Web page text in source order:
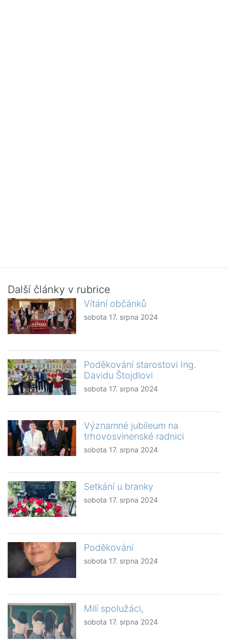
Další články v rubrice
Vítání občánků
sobota 17. srpna 2024
Poděkování starostovi Ing.
Davidu Štojdlovi
sobota 17. srpna 2024
Významné jubileum na
trhovosvinenské radnici
sobota 17. srpna 2024
Setkání u branky
sobota 17. srpna 2024
Poděkování
sobota 17. srpna 2024
Milí spolužáci,
sobota 17. srpna 2024